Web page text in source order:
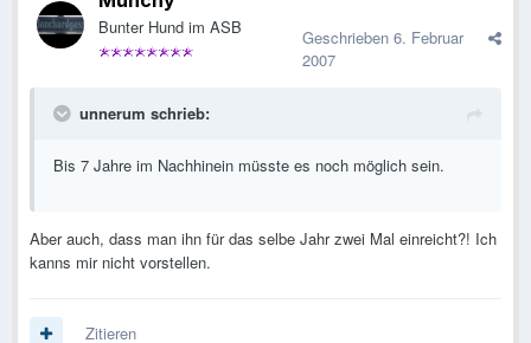
Bunter Hund im ASB Geschrieben 6. Februar
2007
unnerum schrieb:
Bis 7 Jahre im Nachhinein müsste es noch möglich sein.
Aber auch, dass man ihn für das selbe Jahr zwei Mal einreicht?! Ich
kanns mir nicht vorstellen.
Zitieren